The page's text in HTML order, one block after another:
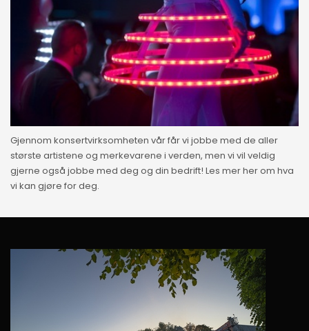
Gjennom konsertvirksomheten vår får vi jobbe med de aller
største artistene og merkevarene i verden, men vi vil veldig
gjerne også jobbe med deg og din bedrift! Les mer her om hva
vi kan gjøre for deg.